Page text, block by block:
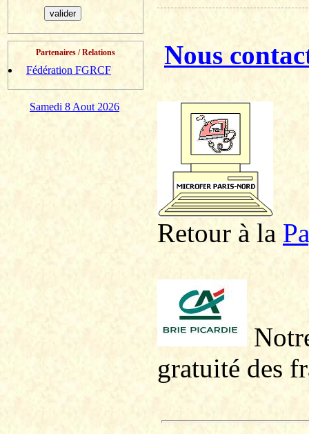
Partenaires / Relations
Fédération FGRCF
Samedi 8 Aout 2026
Nous
Retour à la P
gratuité des